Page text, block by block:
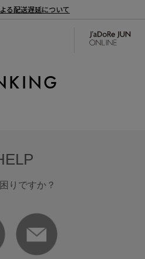
る配送遅延について
りですか？